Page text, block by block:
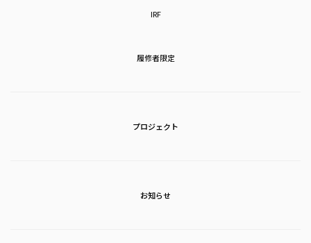
IRF
履修者限定
プロジェクト
お知らせ